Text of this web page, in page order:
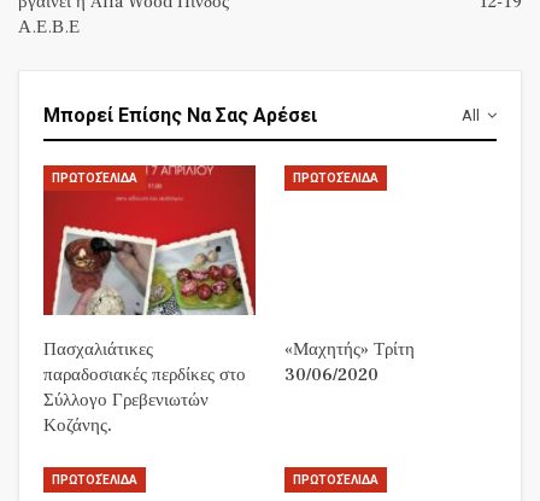
Α.Ε.Β.Ε
All
Μπορεί Επίσης Να Σας Αρέσει
ΠΡΩΤΟΣΈΛΙΔΑ
Πασχαλιάτικες
παραδοσιακές περδίκες στο
Σύλλογο Γρεβενιωτών
Κοζάνης.
ΠΡΩΤΟΣΈΛΙΔΑ
«Μαχητής» Τρίτη
30/06/2020
ΠΡΩΤΟΣΈΛΙΔΑ ΠΡΩΤΟΣΈΛΙΔΑ